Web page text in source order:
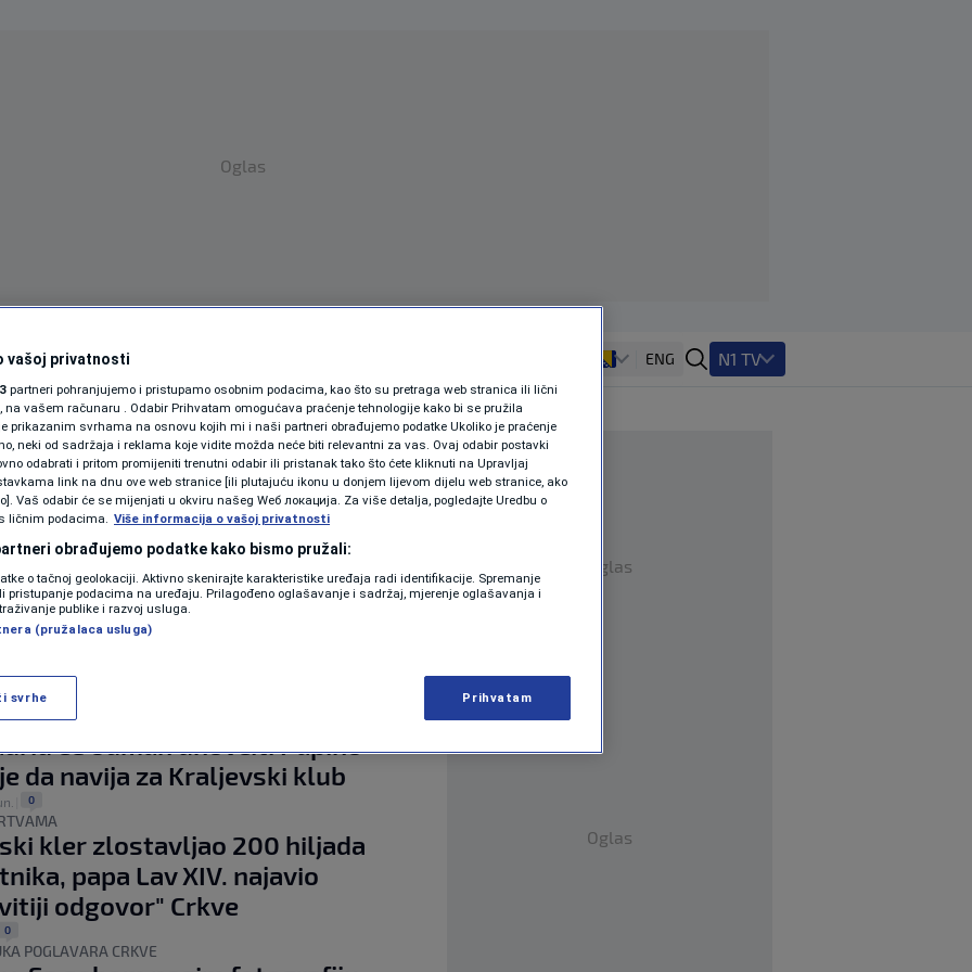
Oglas
SPORTSVIJETMAGAZIN
ZDRAVLJE
SHOWBIZ
KOLUMNE
PODCAST
VIRALNO
PROMO
VIDEO
ENG N1 TV
kardinale iz cijelog svijeta da
važno pitanje. Trumpu se
neće svidjeti odgovor
| 0
na 'sigurne i legalne rute' za
0
SLUČAJU
će odmah unovčiti Papino
da navija za Kraljevski klub
0
kler zlostavljao 200 hiljada
papa Lav XIV. najavio
odgovor" Crkve
0
POGLAVARA CRKVE
Oglas
Oglas
vašoj privatnosti
partneri pohranjujemo i pristupamo osobnim podacima, kao što su pretraga web stranica ili lični
na vašem računaru . Odabir Prihvatam omogućava praćenje tehnologije kako bi se pružila
prikazanim svrhama na osnovu kojih mi i naši partneri obrađujemo podatke Ukoliko je praćenje
neki od sadržaja i reklama koje vidite možda neće biti relevantni za vas. Ovaj odabir postavki
odabrati i pritom promijeniti trenutni odabir ili pristanak tako što ćete kliknuti na Upravljaj
link na dnu ove web stranice [ili plutajuću ikonu u donjem lijevom dijelu web stranice, ako
Vaš odabir će se mijenjati u okviru našeg Wеб локација. Za više detalja, pogledajte Uredbu o
ličnim podacima. Više informacija o vašoj privatnosti
obrađujemo podatke kako bismo pružali:
o tačnoj geolokaciji. Aktivno skenirajte karakteristike uređaja radi identifikacije. Spremanje
pristupanje podacima na uređaju. Prilagođeno oglašavanje i sadržaj, mjerenje oglašavanja i
publike i razvoj usluga.
(pružalaca usluga)
svrhe Prihvatam